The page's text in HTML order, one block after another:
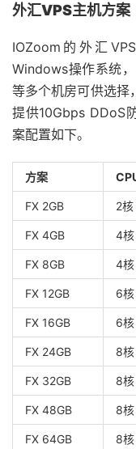
外汇VPS主机方案
IOZoom的外汇
Windows操作系统
等多个机房可供选择
提供10Gbps DDoS
案配置如下。
方案
FX 2GB 2核
FX 4GB 4核
FX 8GB 4核
FX 12GB 6核
FX 16GB 6核
FX 24GB 8核
FX 32GB 8核
FX 48GB 8核
FX 64GB 8核